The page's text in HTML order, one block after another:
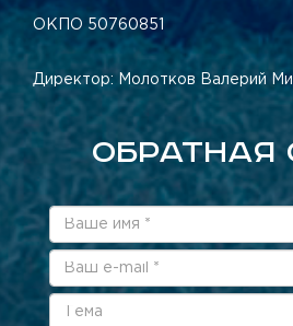
ОКПО 50760851
Директор: Молотков Валерий
ОБРАТНАЯ